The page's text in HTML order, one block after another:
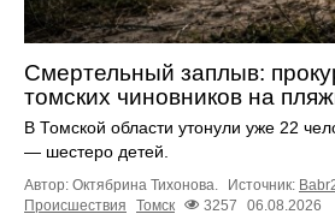
Смертельный заплыв:
томских чиновников на
В Томской области утонули уже 22
— шестеро детей.
Автор: Октябрина Тихонова. Источник:
Происшествия
Томск 3257 06.08.2026